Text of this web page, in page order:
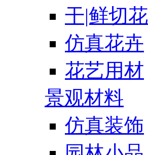
干|鲜切花
仿真花卉
花艺用材
景观材料
仿真装饰